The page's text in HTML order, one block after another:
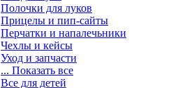
Полочки для луков
Прицелы и пип-сайты
Перчатки и напалечьники
Чехлы и кейсы
Уход и запчасти
... Показать все
Все для детей